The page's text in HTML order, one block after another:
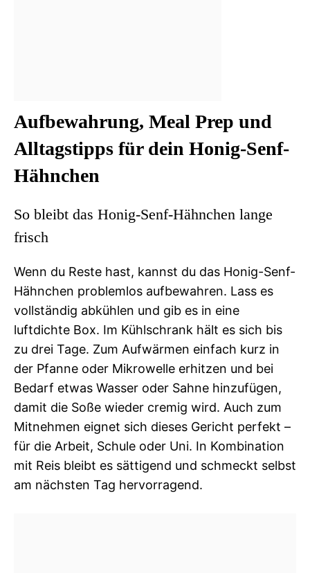
Aufbewahrung, Meal Prep und
Alltagstipps für dein Honig-Senf-
Hähnchen
So bleibt das Honig-Senf-Hähnchen lange
frisch
Wenn du Reste hast, kannst du das Honig-Senf-
Hähnchen problemlos aufbewahren. Lass es
vollständig abkühlen und gib es in eine
luftdichte Box. Im Kühlschrank hält es sich bis
zu drei Tage. Zum Aufwärmen einfach kurz in
der Pfanne oder Mikrowelle erhitzen und bei
Bedarf etwas Wasser oder Sahne hinzufügen,
damit die Soße wieder cremig wird. Auch zum
Mitnehmen eignet sich dieses Gericht perfekt –
für die Arbeit, Schule oder Uni. In Kombination
mit Reis bleibt es sättigend und schmeckt selbst
am nächsten Tag hervorragend.